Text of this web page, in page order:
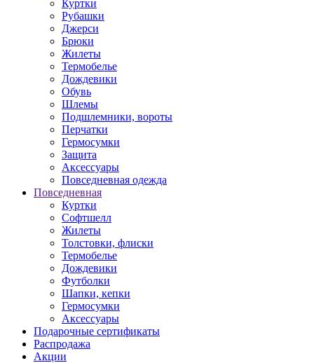
Куртки
Рубашки
Джерси
Брюки
Жилеты
Термобелье
Дождевики
Обувь
Шлемы
Подшлемники, вороты
Перчатки
Гермосумки
Защита
Аксессуары
Повседневная одежда
Повседневная
Куртки
Софтшелл
Жилеты
Толстовки, флиски
Термобелье
Дождевики
Футболки
Шапки, кепки
Гермосумки
Аксессуары
Подарочные сертификаты
Распродажа
Акции